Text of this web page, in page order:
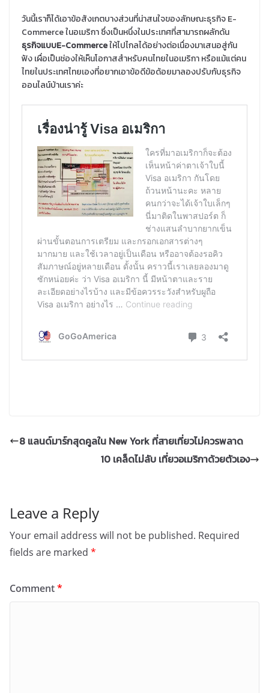
วันนี้เราก็ได้เอาข้อสังเกตบางส่วนที่น่าสนใจของลักษณะธุรกิจ E-
Commerce ในอเมริกา ซึ่งเป็นหนึ่งในประเทศที่สามารถผลักดัน
ธุรกิจแบบE-Commerceให้ไปไกลได้อย่างต่อเนื่องมาเสนอสู่กัน
ฟัง เผื่อเป็นช่องให้เห็นโอกาสสำหรับคนไทยในอเมริกา หรือแม้แต่คน
ไทยในประเทศไทยเองที่อยากเอาข้อดีข้อด้อยมาลองปรับกับธุรกิจ
ออนไลน์บ้านเราค่ะ
8 แลนด์มาร์กสุดคูลใน New York ที่สายเที่ยวไม่ควรพลาด
10 เคล็ดไม่ลับ เที่ยวอเมริกาด้วยตัวเอง
Leave a Reply
Your email address will not be published. Required
fields are marked *
Comment*